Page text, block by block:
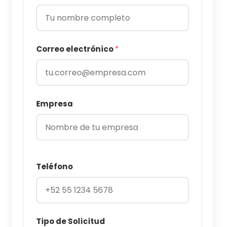
Correo electrónico*
Empresa
Teléfono
Tipo de Solicitud